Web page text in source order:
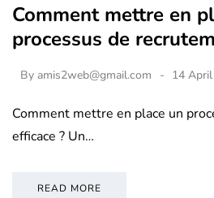
Comment mettre en
processus de
By amis2web@gmail.com 14
Comment mettre en place un
efficace ? Un…
READ MORE